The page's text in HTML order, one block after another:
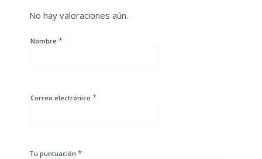
No hay valoraciones aún.
Nombre *
Correo electrónico *
Tu puntuación *